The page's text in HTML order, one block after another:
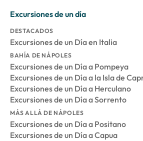
Excursiones de un día
DESTACADOS
Excursiones de un Día en Italia
BAHÍA DE NÁPOLES
Excursiones de un Día a Pompeya
Excursiones de un Día a la Isla de
Excursiones de un Día a Herculano
Excursiones de un Día a Sorrento
MÁS ALLÁ DE NÁPOLES
Excursiones de un Día a Positano
Excursiones de un Día a Capua